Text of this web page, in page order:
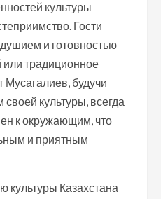
культуры
Гости
и готовностью
или традиционное
Мусагалиев, будучи
культуры, всегда
к окружающим, что
и приятным
культуры Казахстана